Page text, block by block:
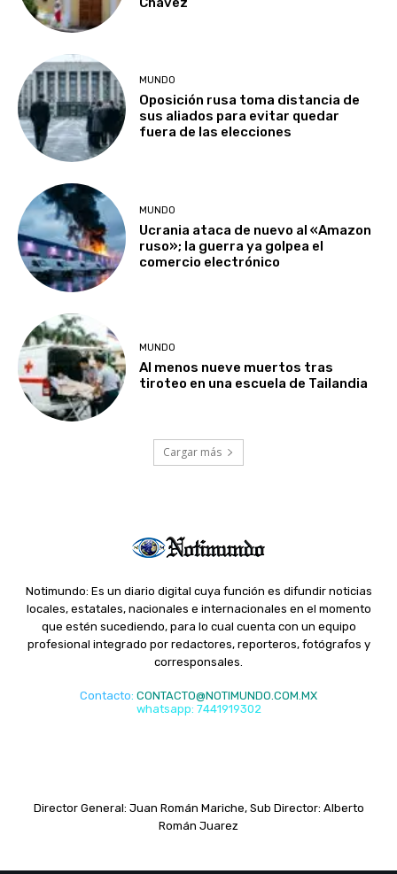
MUNDO
Oposición rusa toma distancia de
sus aliados para evitar quedar
fuera de las elecciones
MUNDO
Ucrania ataca de nuevo al «Amazon
ruso»; la guerra ya golpea el
comercio electrónico
MUNDO
Al menos nueve muertos tras
tiroteo en una escuela de Tailandia
Cargar más
Notimundo: Es un diario digital cuya función es difundir noticias
locales, estatales, nacionales e internacionales en el momento
que estén sucediendo, para lo cual cuenta con un equipo
profesional integrado por redactores, reporteros, fotógrafos y
corresponsales.
Contacto: CONTACTO@NOTIMUNDO.COM.MX
whatsapp: 7441919302
Director General: Juan Román Mariche, Sub Director: Alberto
Román Juarez